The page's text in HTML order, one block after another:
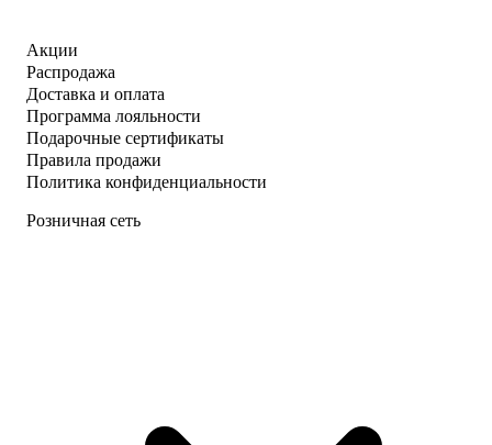
Акции
Распродажа
Доставка и оплата
Программа лояльности
Подарочные сертификаты
Правила продажи
Политика конфиденциальности
Розничная сеть